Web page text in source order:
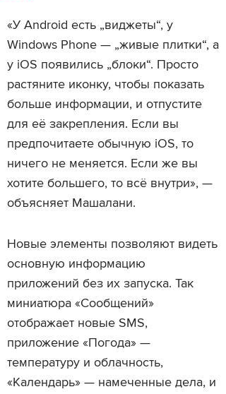
«У Android есть „виджеты“, у
Windows Phone — „живые плитки“, а
у iOS появились „блоки“. Просто
растяните иконку, чтобы показать
больше информации, и отпустите
для её закрепления. Если вы
предпочитаете обычную iOS, то
ничего не меняется. Если же вы
хотите большего, то всё внутри», —
объясняет Машалани.
Новые элементы позволяют видеть
основную информацию
приложений без их запуска. Так
миниатюра «Сообщений»
отображает новые SMS,
приложение «Погода» —
температуру и облачность,
«Календарь» — намеченные дела, и